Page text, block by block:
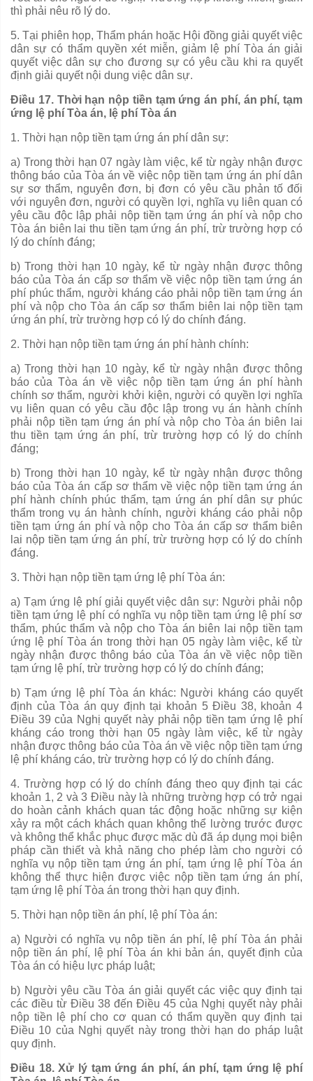
thì phải nêu rõ lý do.
5. Tại phiên họp, Thẩm phán hoặc Hội đồng giải quyết việc
dân sự có thẩm quyền xét miễn, giảm lệ phí Tòa án giải
quyếtviệc dân sự cho đương sự có yêu cầu khi ra quyết
định giải quyết nội dung việc dân sự.
Điều 17. Thời hạn nộp tiền tạm ứng án phí, án phí, tạm
ứng lệ phí Tòa án, lệ phí Tòa án
1. Thời hạn nộp tiền tạm ứng án phí dân sự:
a) Trong thời hạn 07 ngày làm việc, kể từ ngày nhận được
thông báo của Tòa án về việc nộp tiền tạm ứng án phí dân
sự sơ thẩm, nguyên đơn, bị đơn có yêu cầu phản tố đối
với nguyên đơn, người có quyền lợi, nghĩa vụ liên quan có
yêu cầu độc lập phải nộp tiền tạm ứng án phí và nộp cho
Tòa án biên lai thu tiền tạm ứng án phí, trừ trường hợp có
lý do chính đáng;
b) Trong thời hạn 10 ngày, kể từ ngày nhận được thông
báo của Tòa án cấp sơ thẩm về việc nộp tiền tạm ứng án
phí phúc thẩm, người kháng cáo phải nộp tiền tạm ứng án
phí và nộp cho Tòa án cấpsơ thẩm biên lai nộp tiền tạm
ứng án phí, trừ trường hợp có lý do chính đáng.
2. Thời hạn nộp tiền tạm ứng án phí hành chính:
a) Trong thời hạn 10 ngày, kể từ ngày nhận được thông
báo của Tòa án về việc nộp tiền tạm ứng án phí hành
chính sơ thẩm, người khởi kiện, người có quyền lợi nghĩa
vụ liên quan có yêu cầu độc lập trong vụ án hành chính
phải nộp tiền tạm ứng án phí và nộp cho Tòa án biên lai
thu tiền tạm ứng án phí, trừ trường hợp có lý do chính
đáng;
b) Trong thời hạn 10 ngày, kể từ ngày nhận được thông
báo của Tòa án cấp sơ thẩm về việc nộp tiền tạm ứng án
phí hành chính phúc thẩm, tạm ứngán phí dân sự phúc
thẩm trong vụ án hành chính, người kháng cáo phải nộp
tiền tạm ứng án phí và nộp cho Tòa án cấpsơ thẩm biên
lai nộp tiền tạm ứng án phí, trừ trường hợp có lý do chính
đáng.
3. Thời hạn nộp tiền tạm ứng lệ phí Tòa án:
a) Tạm ứng lệ phí giải quyết việc dân sự: Người phải nộp
tiền tạm ứng lệ phí có nghĩa vụ nộp tiền tạm ứng lệ phí sơ
thẩm, phúc thẩm và nộp cho Tòa án biên lai nộp tiền tạm
ứng lệ phí Tòa án trong thời hạn 05 ngày làm việc, kểtừ
ngày nhận được thông báo của Tòa án về việc nộp tiền
tạm ứng lệ phí, trừ trường hợp có lý do chính đáng;
b) Tạm ứng lệ phí Tòa án khác: Người kháng cáo quyết
định của Tòa án quy định tại khoản 5 Điều 38, khoản 4
Điều 39 của Nghịquyếtnày phải nộp tiền tạm ứng lệ phí
kháng cáo trong thời hạn 05 ngày làm việc, kể từ ngày
nhận được thông báo của Tòa án về việc nộp tiền tạm ứng
lệ phí kháng cáo, trừ trường hợp có lý do chính đáng.
4. Trường hợp có lý do chính đáng theo quy định tại các
khoản 1, 2 và 3 Điều này là những trường hợp có trở ngại
do hoàn cảnh khách quan tác động hoặc những sự kiện
xảy ra một cách khách quan không thể
lường trước được
và không thể khắc phục được mặc dù đã áp dụng mọi biện
pháp cần thiết và khả năng cho phép làm cho người có
nghĩa vụ nộp tiền tạm ứng án phí, tạm ứng lệ phí Tòa án
không thể thực hiện được việc nộp tiền tạm ứng án phí,
tạm ứng lệ phí Tòa án trong thời hạn quy định.
5. Thời hạn nộp tiền án phí, lệ phí Tòa án:
a) Người có nghĩa vụ nộp tiền án phí, lệ phí Tòa án phải
nộp tiền án phí, lệ phí Tòa án khi bản án, quyết định của
Tòa án có hiệu lực pháp luật;
b) Người yêu cầu Tòa án giải quyết các việc quy định tại
các điều từ Điều 38 đến Điều 45 của Nghị quyết này phải
nộp tiền lệ phí cho cơ quan có thẩm quyền quy địnhtại
Điều 10 của Nghị quyết nàytrong thời hạn do pháp luật
quy định.
Điều 18. Xử lý tạm ứng án phí, án phí, tạm ứng lệ phí